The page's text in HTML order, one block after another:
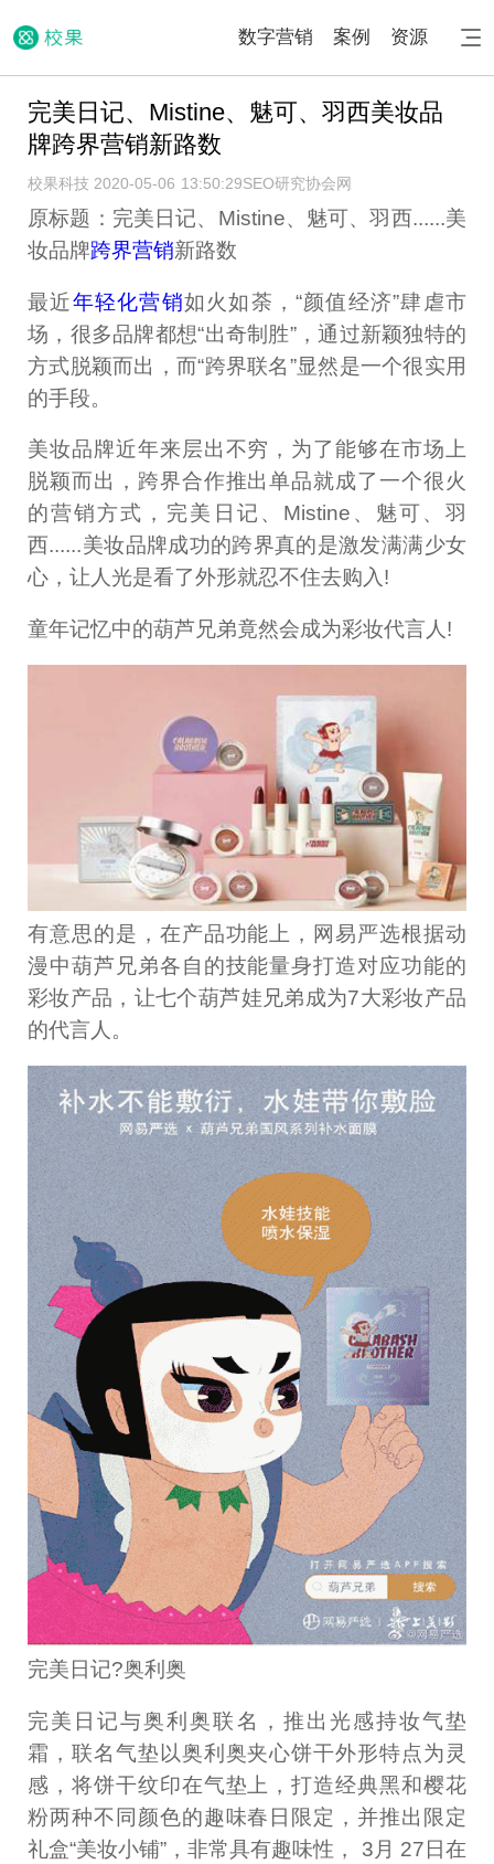
数字营销 案例 资源
完美日记、Mistine、魅可、羽西美妆品
牌跨界营销新路数
校果科技 2020-05-06 13:50:29SEO研究协会网
原标题：完美日记、Mistine、魅可、羽西......美
妆品牌跨界营销新路数
最近年轻化营销如火如荼，“颜值经济”肆虐市
场，很多品牌都想“出奇制胜”，通过新颖独特的
方式脱颖而出，而“跨界联名”显然是一个很实用
的手段。
美妆品牌近年来层出不穷，为了能够在市场上
脱颖而出，跨界合作推出单品就成了一个很火
的营销方式，完美日记、Mistine、魅可、羽
西......美妆品牌成功的跨界真的是激发满满少女
心，让人光是看了外形就忍不住去购入!
童年记忆中的葫芦兄弟竟然会成为彩妆代言人!
有意思的是，在产品功能上，网易严选根据动
漫中葫芦兄弟各自的技能量身打造对应功能的
彩妆产品，让七个葫芦娃兄弟成为7大彩妆产品
的代言人。
完美日记?奥利奥
完美日记与奥利奥联名，推出光感持妆气垫
霜，联名气垫以奥利奥夹心饼干外形特点为灵
感，将饼干纹印在气垫上，打造经典黑和樱花
粉两种不同颜色的趣味春日限定，并推出限定
礼盒“美妆小铺”，非常具有趣味性， 3月 27日在